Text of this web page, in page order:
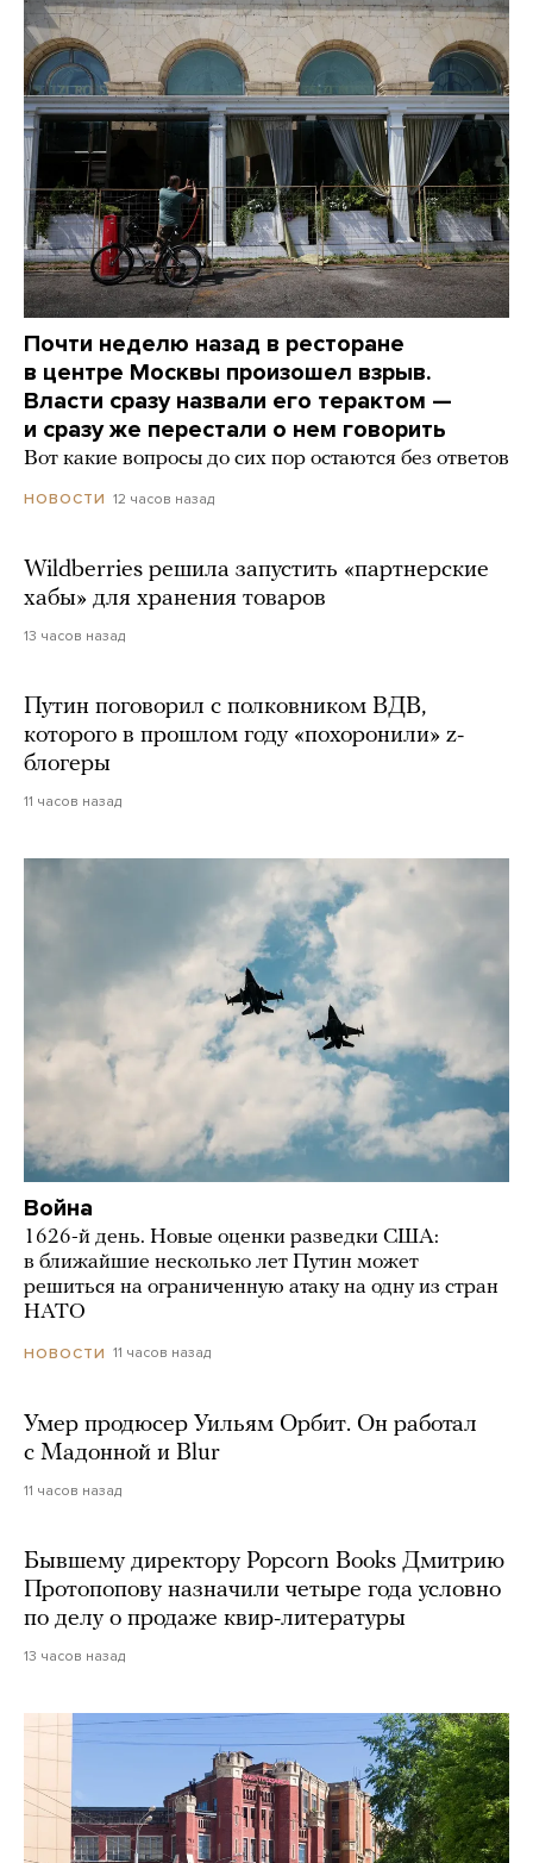
Почти неделю назад в ресторане
в центре Москвы произошел взрыв.
Власти сразу назвали его терактом —
и сразу же перестали о нем говорить
Вот какие вопросы до сих пор остаются без ответов
НОВОСТИ 12 часов назад
Wildberries решила запустить «партнерские
хабы» для хранения товаров
13 часов назад
Путин поговорил с полковником ВДВ,
которого в прошлом году «похоронили» z-
блогеры
11 часов назад
Война
1626-й день. Новые оценки разведки США:
в ближайшие несколько лет Путин может
решиться на ограниченную атаку на одну из стран
НАТО
НОВОСТИ 11 часов назад
Умер продюсер Уильям Орбит. Он работал
с Мадонной и Blur
11 часов назад
Бывшему директору Popcorn Books Дмитрию
Протопопову назначили четыре года условно
по делу о продаже квир-литературы
13 часов назад